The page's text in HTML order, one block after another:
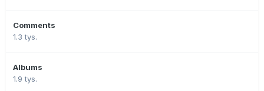
Comments
1.3 tys.
Albums
1.9 tys.